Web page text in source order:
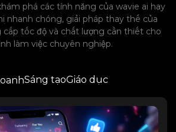
phá các tính năng của wavie ai hay
nhanh chóng, giải pháp thay thế của
tốc độ và chất lượng cần thiết cho
làm việc chuyên nghiệp.
Sáng tạoGiáo dục